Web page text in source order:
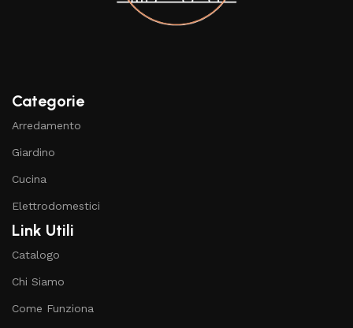
Categorie
Arredamento
Giardino
Cucina
Elettrodomestici
Link Utili
Catalogo
Chi Siamo
Come Funziona